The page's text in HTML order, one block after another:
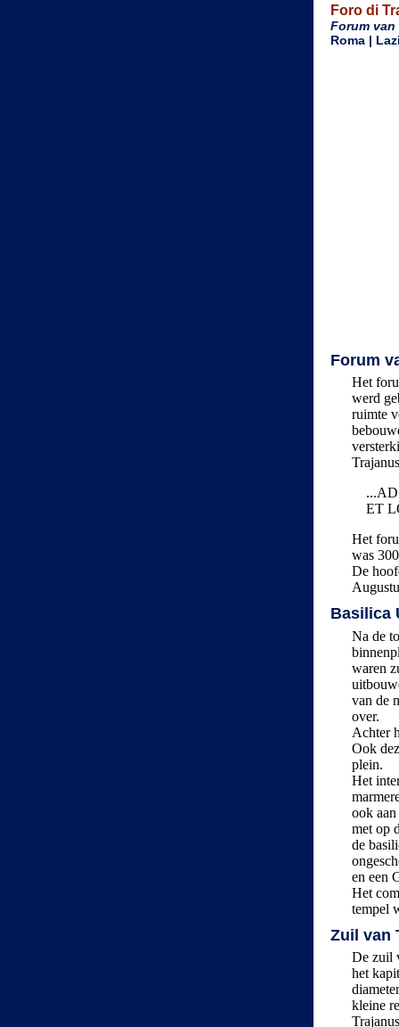
Foro di
Forum van
Roma |
Forum
Het
werd
ruimte
ET
Het
was
De
Basilica
Na de
waren
van de
over.
Achter
Ook
plein.
Het
ook
met op
de
en een
Het
tempel
Zuil van
De zuil
het
kleine